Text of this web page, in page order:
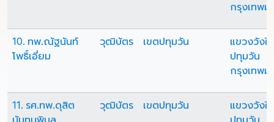
กรุงเทพม
10. ทพ.ณัฐนันท์
โพธิ์เอี่ยม
วุฒิบัตร เขตปทุมวัน
แขวงวังใ
ปทุมวัน
กรุงเทพม
11. รศ.ทพ.ดุสิต
นันทนพิบูล
วุฒิบัตร เขตปทุมวัน
แขวงวังใ
ปทุมวัน